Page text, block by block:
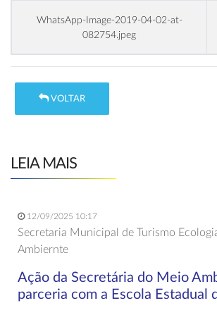
WhatsApp-Image-2019-04-02-at-
082754.jpeg
VOLTAR
LEIA MAIS
12/09/2025 10:17
Secretaria Municipal de Turismo
Ambiernte
Ação da Secretária do Meio
parceria com a Escola Estadual